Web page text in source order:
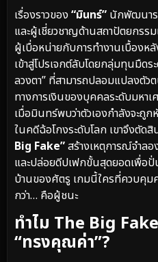
เรื่องราวของ “มินทร์” นักพัฒนา
และผู้เชี่ยวชาญด้านสถาปัตยกรรม
ผู้เบื่อหน่ายกับการทำงานเบื้องห
เข้าสู่โปรเจกต์ลับโดยกลุ่มทุนมืด
ลวงตา” ที่สามารถปลอมแปลงตัว
ทางการเงินของบุคคลระดับมหา
เมื่อมินทร์พบว่าตัวเองกำลังจะถู
ในคดีฉ้อโกงระดับโลก เขาจึงตัด
Big Fake”สร้างเหตุการณ์จำลอ
และปล่อยดีปเฟกขั้นสุดยอดเพื่อ
บ้านของศัตรู เกมนี้ใครที่ควบคุม
กว่า… คือผู้ชนะ
ทำไม The Big
“ทรงคุณค่า”?